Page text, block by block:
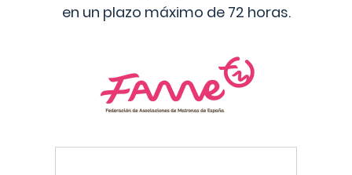
en un plazo máximo de 72 horas.